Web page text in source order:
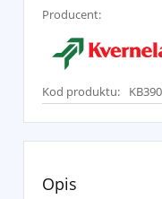
Producent:
Kod produktu:
Opis